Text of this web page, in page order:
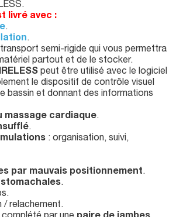
livré avec :
.
.
semi-rigide qui vous permettra
partout et de le stocker.
peut être utilisé avec le logiciel
le dispositif de contrôle visuel
bassin et donnant des informations
massage cardiaque.
.
: organisation, suivi,
par mauvais positionnement.
.
/ relachement.